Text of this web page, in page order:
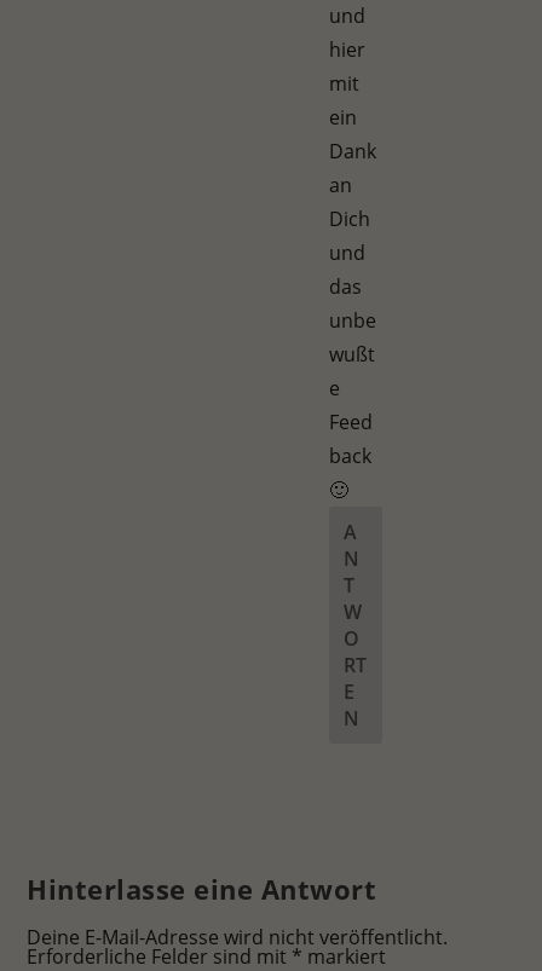
und
hier
mit
ein
Dank
an
Dich
und
das
unbe
wußt
e
Feed
back
🙂
A
N
T
W
O
RT
E
N
Hinterlasse eine Antwort
Deine E-Mail-Adresse wird nicht veröffentlicht.
Erforderliche Felder sind mit * markiert